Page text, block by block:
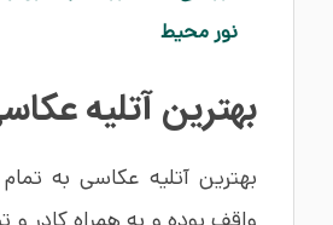
نور محیط
بهترین آتلیه
بهترین آتلیه عکاسی به